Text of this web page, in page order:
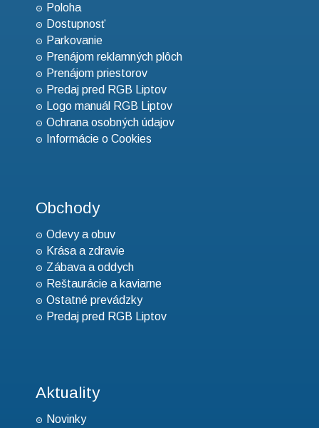
Poloha
Dostupnosť
Parkovanie
Prenájom reklamných plôch
Prenájom priestorov
Predaj pred RGB Liptov
Logo manuál RGB Liptov
Ochrana osobných údajov
Informácie o Cookies
Obchody
Odevy a obuv
Krása a zdravie
Zábava a oddych
Reštaurácie a kaviarne
Ostatné prevádzky
Predaj pred RGB Liptov
Aktuality
Novinky